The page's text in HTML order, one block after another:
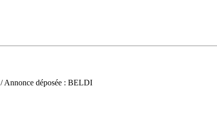
/ Annonce déposée : BELDI